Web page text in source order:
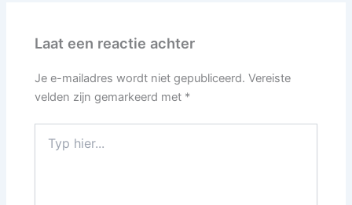
Laat een reactie achter
Je e-mailadres wordt niet gepubliceerd. Vereiste
velden zijn gemarkeerd met *
hier...